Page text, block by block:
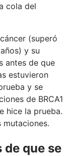
cola del
(superó
y su
antes de que
estuvieron
y se
de BRCA1
hice la prueba.
que se